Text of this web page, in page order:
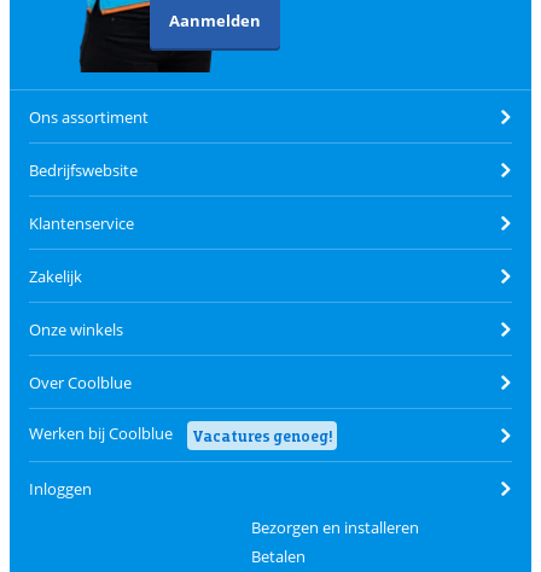
Aanmelden
Ons assortiment
Bedrijfswebsite
Klantenservice
Zakelijk
Onze winkels
Over Coolblue
Werken bij Coolblue Vacatures genoeg!
Inloggen
Bezorgen en installeren
Betalen